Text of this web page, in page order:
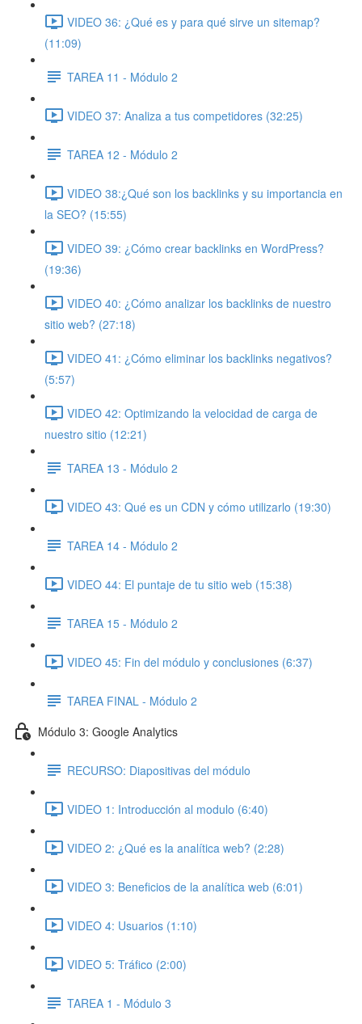
VIDEO 36: ¿Qué es y para qué sirve un sitemap?
(11:09)
TAREA 11 - Módulo 2
VIDEO 37: Analiza a tus competidores (32:25)
TAREA 12 - Módulo 2
VIDEO 38:¿Qué son los backlinks y su importancia en
la SEO? (15:55)
VIDEO 39: ¿Cómo crear backlinks en WordPress?
(19:36)
VIDEO 40: ¿Cómo analizar los backlinks de nuestro
sitio web? (27:18)
VIDEO 41: ¿Cómo eliminar los backlinks negativos?
(5:57)
VIDEO 42: Optimizando la velocidad de carga de
nuestro sitio (12:21)
TAREA 13 - Módulo 2
VIDEO 43: Qué es un CDN y cómo utilizarlo (19:30)
TAREA 14 - Módulo 2
VIDEO 44: El puntaje de tu sitio web (15:38)
TAREA 15 - Módulo 2
VIDEO 45: Fin del módulo y conclusiones (6:37)
TAREA FINAL - Módulo 2
Módulo 3: Google Analytics
RECURSO: Diapositivas del módulo
VIDEO 1: Introducción al modulo (6:40)
VIDEO 2: ¿Qué es la analítica web? (2:28)
VIDEO 3: Beneficios de la analítica web (6:01)
VIDEO 4: Usuarios (1:10)
VIDEO 5: Tráfico (2:00)
TAREA 1 - Módulo 3